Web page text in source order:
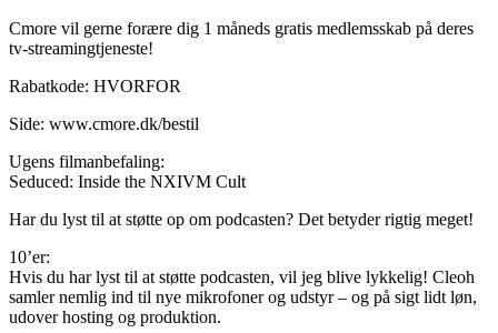
Cmore vil gerne forære dig 1 måneds gratis medlemsskab på deres
tv-streamingtjeneste!
Rabatkode: HVORFOR
Side: www.cmore.dk/bestil
Ugens filmanbefaling:
Seduced: Inside the NXIVM Cult
Har du lyst til at støtte op om podcasten? Det betyder rigtig meget!
10’er:
Hvis du har lyst til at støtte podcasten, vil jeg blive lykkelig! Cleoh
samler nemlig ind til nye mikrofoner og udstyr – og på sigt lidt løn,
udover hosting og produktion.